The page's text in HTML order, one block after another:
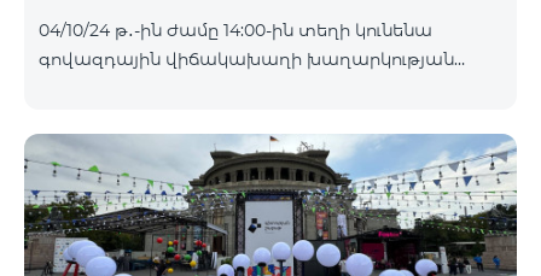
04/10/24 թ․-ին ժամը 14:00-ին տեղի կունենա
գովազդային վիճակախաղի խաղարկության
պրոմոյի շրջանակներում տրամադրվող SIM
քարտի` TeamTok կանխավճարային
սակագնային փաթեթի հեռախոսահամարով։
Հաղթող հեռախոսահամարներն ընտրվելու են
պատահական թվերի գեներատորի միջոցով։